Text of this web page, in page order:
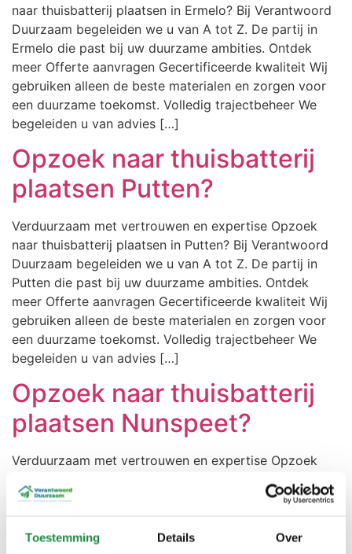
Toestemming Details Over
naar thuisbatterij plaatsen in Ermelo? Bij Verantwoord
Duurzaam begeleiden we u van A tot Z. De partij in
Ermelo die past bij uw duurzame ambities. Ontdek
meer Offerte aanvragen Gecertificeerde kwaliteit Wij
gebruiken alleen de beste materialen en zorgen voor
een duurzame toekomst. Volledig trajectbeheer We
begeleiden u van advies […]
Opzoek naar thuisbatterij
plaatsen Putten?
Verduurzaam met vertrouwen en expertise Opzoek
naar thuisbatterij plaatsen in Putten? Bij Verantwoord
Duurzaam begeleiden we u van A tot Z. De partij in
Putten die past bij uw duurzame ambities. Ontdek
meer Offerte aanvragen Gecertificeerde kwaliteit Wij
gebruiken alleen de beste materialen en zorgen voor
een duurzame toekomst. Volledig trajectbeheer We
begeleiden u van advies […]
Opzoek naar thuisbatterij
plaatsen Nunspeet?
Verduurzaam met vertrouwen en expertise Opzoek
Verantwoord Duurzaam begeleiden we u van A tot Z.
ambities. Ontdek meer Offerte aanvragen